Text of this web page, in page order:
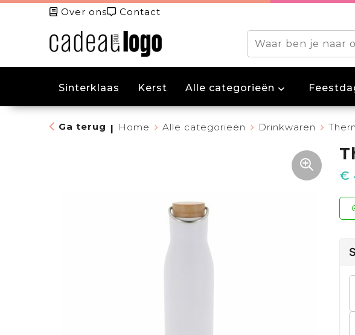
Over ons Contact
Sinterklaas Kerst Alle categorieën
Ga terug | Home Alle categorieën Drinkwaren
€